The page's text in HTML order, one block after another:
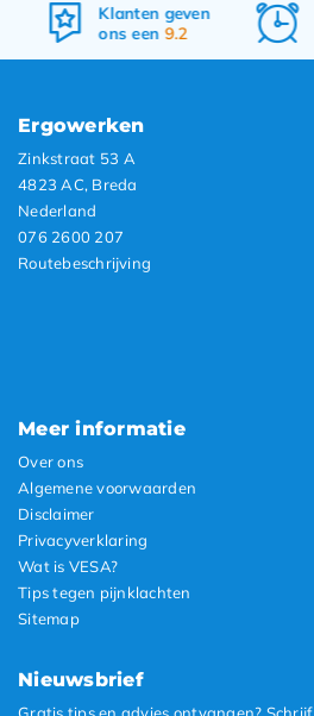
Voor 17.00 uur besteld,
morgen in huis
Ergowerken
Zinkstraat 53 A
4823 AC, Breda
Nederland
076 2600 207
Routebeschrijving
Meer informatie
Over ons
Algemene voorwaarden
Disclaimer
Privacyverklaring
Wat is VESA?
Tips tegen pijnklachten
Sitemap
Nieuwsbrief